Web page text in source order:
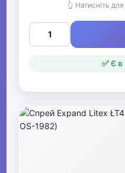
👆 Натисніть
✅ Є в